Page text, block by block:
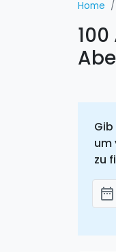
Home
um
zu
date_range